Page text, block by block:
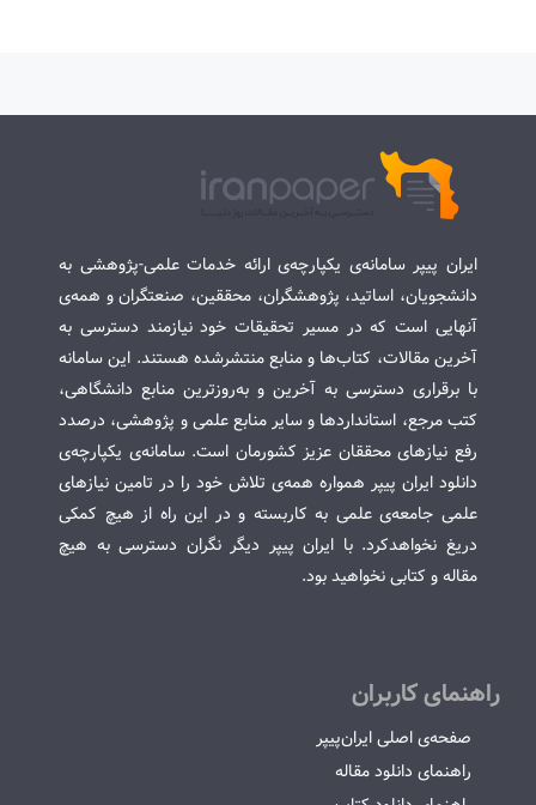
ایران پیپر سامانه‌ی یکپارچه‌ی ارائه خدمات علمی-پژوهشی به
دانشجویان، اساتید، پژوهشگران، محققین، صنعتگران و همه‌ی
آنهایی است که در مسیر تحقیقات خود نیازمند دسترسی به
آخرین مقالات، کتاب‌ها و منابع منتشرشده هستند. این سامانه
با برقراری دسترسی به آخرین و به‌روزترین منابع دانشگاهی،
کتب مرجع، استانداردها و سایر منابع علمی و پژوهشی، درصدد
رفع نیازهای محققان عزیز کشورمان است. سامانه‌ی یکپارچه‌ی
دانلود ایران پیپر همواره همه‌ی تلاش خود را در تامین نیازهای
علمی جامعه‌ی علمی به کاربسته و در این راه از هیچ کمکی
دریغ نخواهدکرد. با ایران پیپر دیگر نگران دسترسی به هیچ
مقاله و کتابی نخواهید بود.
راهنمای کاربران
صفحه‌ی اصلی ایران‌پیپر
راهنمای دانلود مقاله